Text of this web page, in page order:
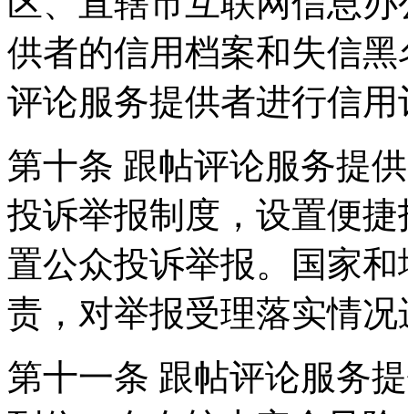
供者的信用档案和失信
评论服务提供者进行信用
第十条 跟帖评论服务提
投诉举报制度，设置便
置公众投诉举报。国家
责，对举报受理落实情
第十一条 跟帖评论服务